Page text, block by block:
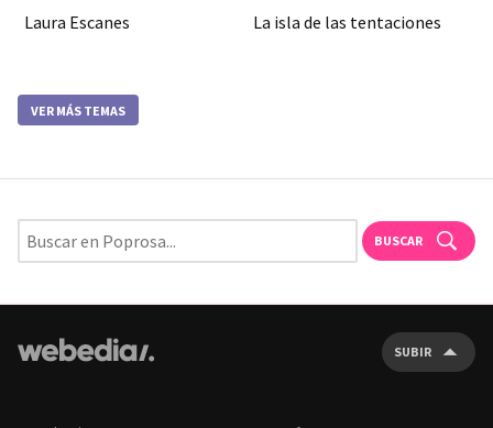
Laura Escanes La isla de las tentaciones
VER MÁS TEMAS
BUSCAR
SUBIR